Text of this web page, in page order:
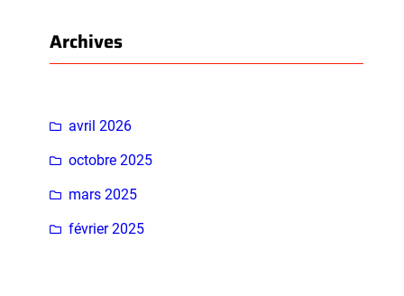
e
h
Archives
avril 2026
octobre 2025
mars 2025
février 2025